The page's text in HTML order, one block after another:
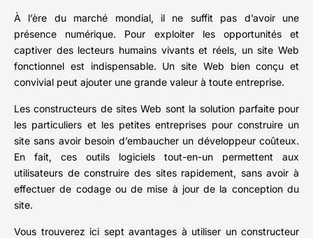
À l’ère du marché mondial, il ne suffit pas d’avoir une
présence numérique. Pour exploiter les opportunités et
captiver des lecteurs humains vivants et réels, un site Web
fonctionnel est indispensable. Un site Web bien conçu et
convivial peut ajouter une grande valeur à toute entreprise.
Les constructeurs de sites Web sont la solution parfaite pour
les particuliers et les petites entreprises pour construire un
site sans avoir besoin d’embaucher un développeur coûteux.
En fait, ces outils logiciels tout-en-un permettent aux
utilisateurs de construire des sites rapidement, sans avoir à
effectuer de codage ou de mise à jour de la conception du
site.
Vous trouverez ici sept avantages à utiliser un constructeur